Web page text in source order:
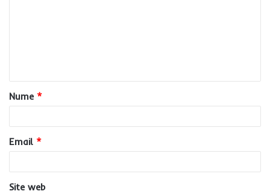
a
r
u
*
Nume *
Email *
Site web